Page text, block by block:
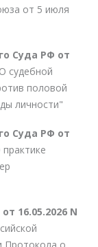
от 5 июля
Суда РФ от
судебной
половой
личности"
Суда РФ от
16.05.2026 N